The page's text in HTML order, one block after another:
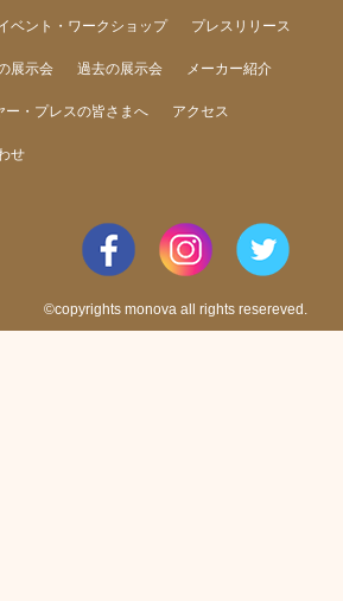
ベント・ワークショップ プレスリリース
展示会 過去の展示会 メーカー紹介
ー・プレスの皆さまへ アクセス
せ
©copyrights monova all rights resereved.